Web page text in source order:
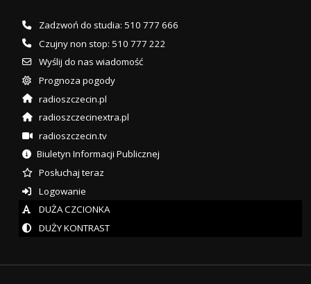
Zadzwoń do studia: 510 777 666
Czujny non stop: 510 777 222
Wyślij do nas wiadomość
Prognoza pogody
radioszczecin.pl
radioszczecinextra.pl
radioszczecin.tv
Biuletyn Informacji Publicznej
Posłuchaj teraz
Logowanie
DUŻA CZCIONKA
DUŻY KONTRAST